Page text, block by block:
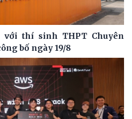
thí sinh THPT Chuyên
bố ngày 19/8